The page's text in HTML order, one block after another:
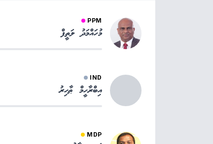
PPM
މުހައްމަދު ލަތީފް
IND
އިބްރާހީމް ޠާހިރު
MDP